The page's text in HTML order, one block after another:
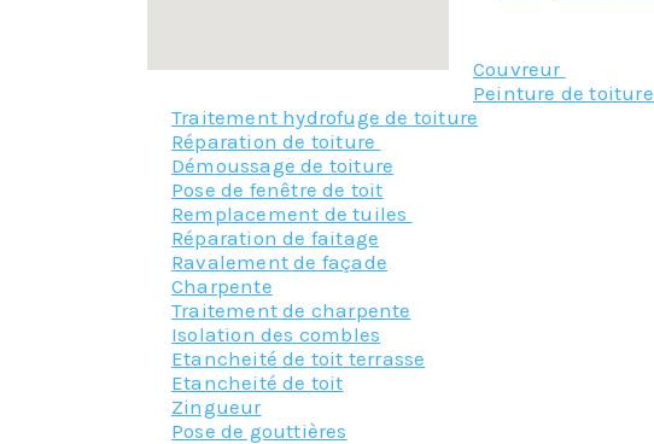
Couvreur
Peinture de toiture
Traitement hydrofuge de toiture
Réparation de toiture
Démoussage de toiture
Pose de fenêtre de toit
Remplacement de tuiles
Réparation de faitage
Ravalement de façade
Charpente
Traitement de charpente
Isolation des combles
Etancheité de toit terrasse
Etancheité de toit
Zingueur
Pose de gouttières